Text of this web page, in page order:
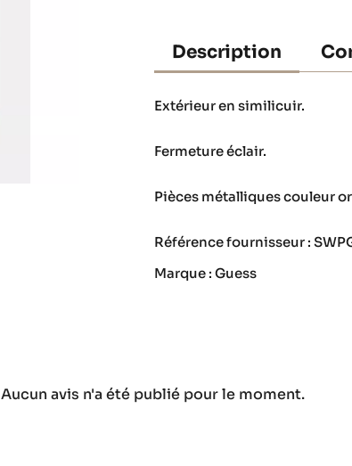
Description
Extérieur en similicuir.
Fermeture éclair.
Pièces métalliques couleur
Référence fournisseur :
Marque : Guess
Aucun avis n'a été publié pour le moment.